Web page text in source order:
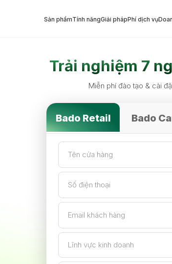
Sản phẩmTính năngGiải phápPhí dịch vụ
Trải nghiệm 7
Miễn phí đào tạo & cài
Bado Retail Bado
Tên cửa hàng
Số điện thoại
Email khách hàng
Lĩnh vực kinh doanh